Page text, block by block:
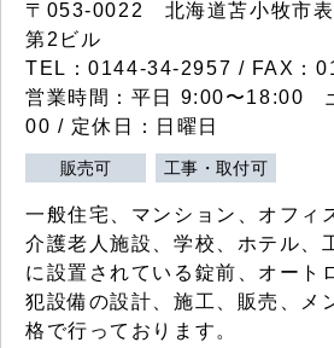
〒053-0022 北海道苫小牧市
第2ビル
TEL：0144-34-2957 / FAX：
営業時間：平日 9:00〜18:00
00 / 定休日：日曜日
販売可 工事・取付可
一般住宅、マンション、オフィ
介護老人施設、学校、ホテル、
に設置されている錠前、オート
犯設備の設計、施工、販売、メ
格で行っております。